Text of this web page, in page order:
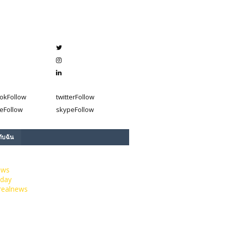
Follow twitterFollow
Follow skypeFollow
บฉัน